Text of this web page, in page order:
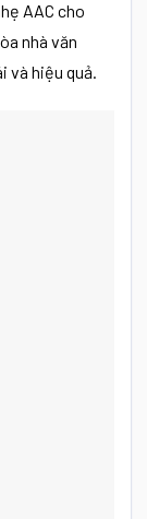
AAC cho
nhà văn
hiệu quả.